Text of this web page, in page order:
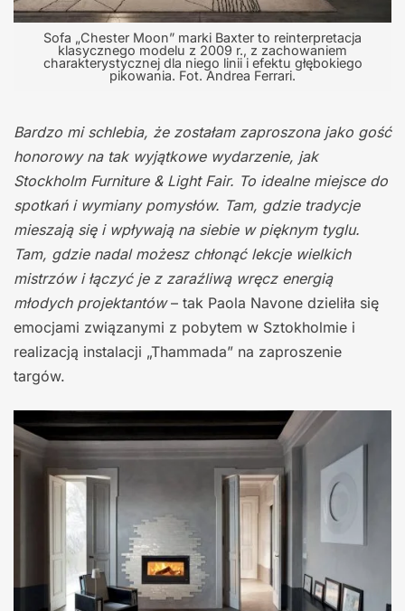
Sofa „Chester Moon” marki Baxter to reinterpretacja
klasycznego modelu z 2009 r., z zachowaniem
charakterystycznej dla niego linii i efektu głębokiego
pikowania. Fot. Andrea Ferrari.
Bardzo mi schlebia, że zostałam zaproszona jako gość
honorowy na tak wyjątkowe wydarzenie, jak
Stockholm Furniture & Light Fair. To idealne miejsce do
spotkań i wymiany pomysłów. Tam, gdzie tradycje
mieszają się i wpływają na siebie w pięknym tyglu.
Tam, gdzie nadal możesz chłonąć lekcje wielkich
mistrzów i łączyć je z zaraźliwą wręcz energią
młodych projektantów– tak Paola Navone dzieliła się
emocjami związanymi z pobytem w Sztokholmie i
realizacją instalacji „Thammada” na zaproszenie
targów.